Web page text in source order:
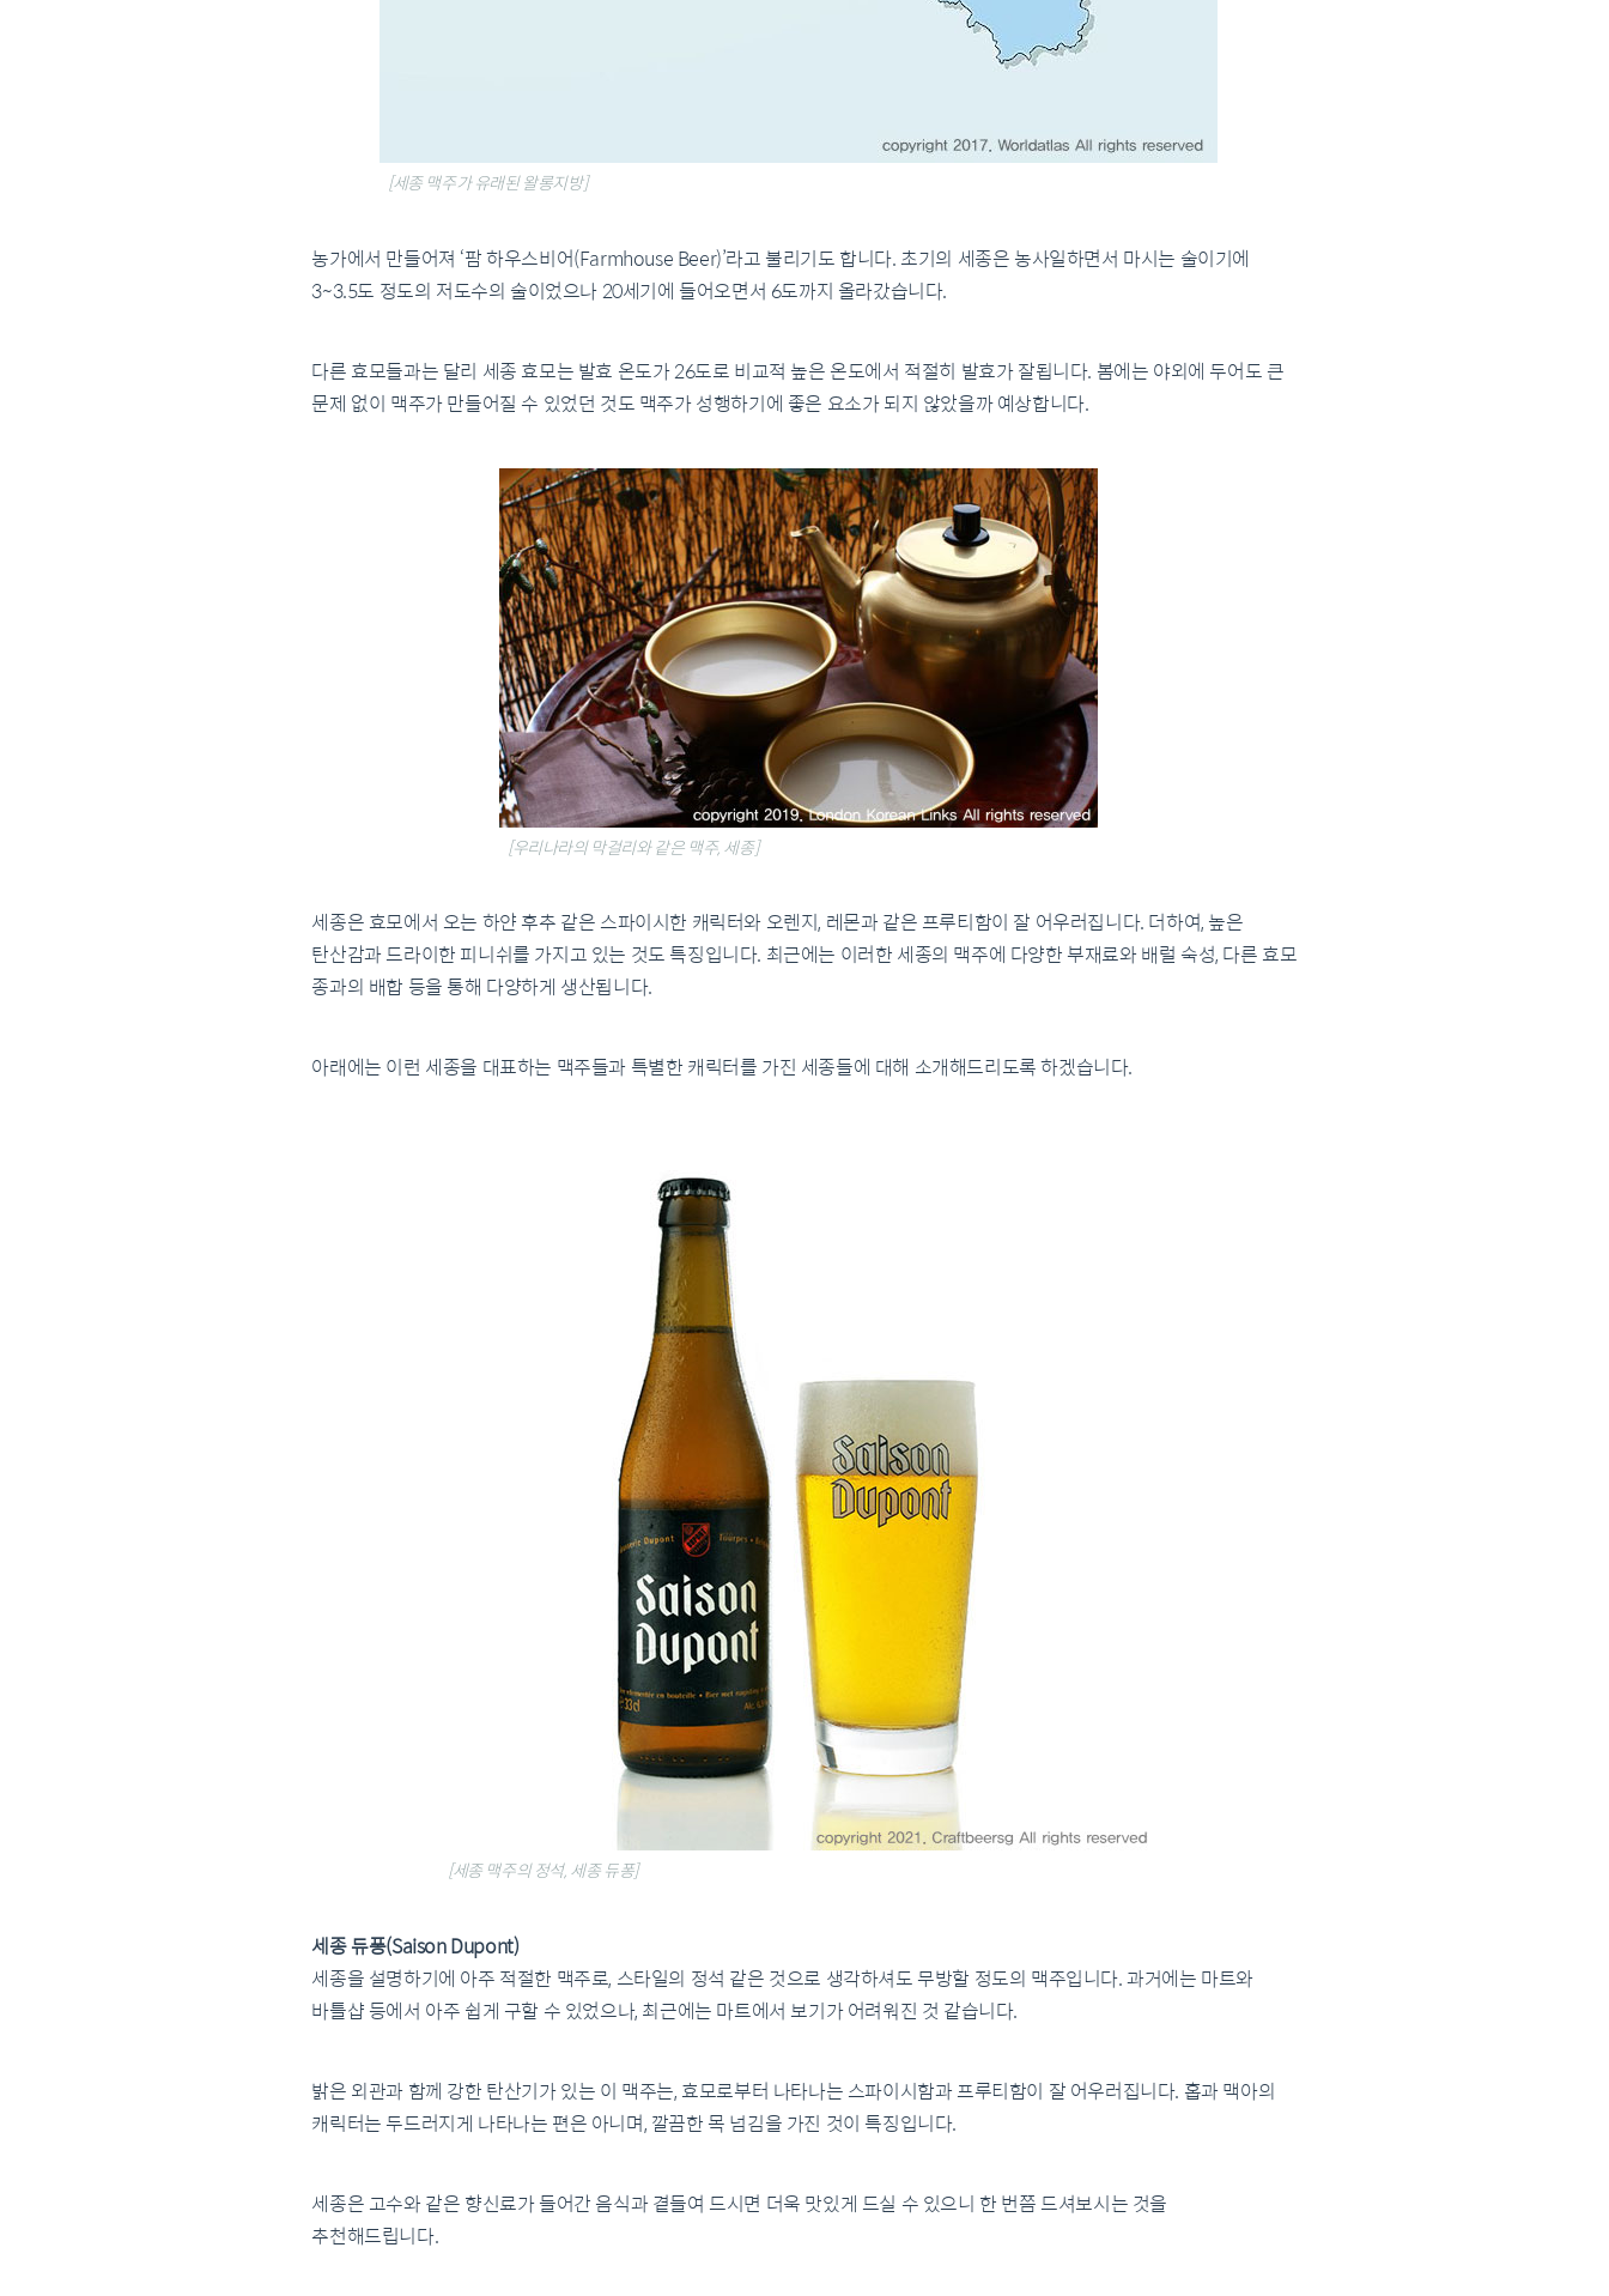
[세종 맥주가 유래된 왈롱지방]
농가에서 만들어져 ‘팜 하우스비어(Farmhouse Beer)’라고 불리기도 합니다. 초기의 세종은 농사일하면서 마시는 술이기에
3~3.5도 정도의 저도수의 술이었으나 20세기에 들어오면서 6도까지 올라갔습니다.
다른 효모들과는 달리 세종 효모는 발효 온도가 26도로 비교적 높은 온도에서 적절히 발효가 잘됩니다. 봄에는 야외에 두어도 큰
문제 없이 맥주가 만들어질 수 있었던 것도 맥주가 성행하기에 좋은 요소가 되지 않았을까 예상합니다.
[우리나라의 막걸리와 같은 맥주, 세종]
세종은 효모에서 오는 하얀 후추 같은 스파이시한 캐릭터와 오렌지, 레몬과 같은 프루티함이 잘 어우러집니다. 더하여, 높은
탄산감과 드라이한 피니쉬를 가지고 있는 것도 특징입니다. 최근에는 이러한 세종의 맥주에 다양한 부재료와 배럴 숙성, 다른 효모
종과의 배합 등을 통해 다양하게 생산됩니다.
아래에는 이런 세종을 대표하는 맥주들과 특별한 캐릭터를 가진 세종들에 대해 소개해드리도록 하겠습니다.
[세종 맥주의 정석, 세종 듀퐁]
세종 듀퐁(Saison Dupont)
세종을 설명하기에 아주 적절한 맥주로, 스타일의 정석 같은 것으로 생각하셔도 무방할 정도의 맥주입니다. 과거에는 마트와
바틀샵 등에서 아주 쉽게 구할 수 있었으나, 최근에는 마트에서 보기가 어려워진 것 같습니다.
밝은 외관과 함께 강한 탄산기가 있는 이 맥주는, 효모로부터 나타나는 스파이시함과 프루티함이 잘 어우러집니다. 홉과 맥아의
캐릭터는 두드러지게 나타나는 편은 아니며, 깔끔한 목 넘김을 가진 것이 특징입니다.
세종은 고수와 같은 향신료가 들어간 음식과 곁들여 드시면 더욱 맛있게 드실 수 있으니 한 번쯤 드셔보시는 것을
추천해드립니다.